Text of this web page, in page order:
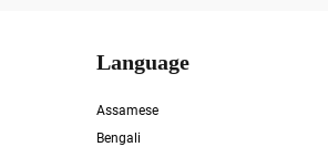
Language
Assamese
Bengali